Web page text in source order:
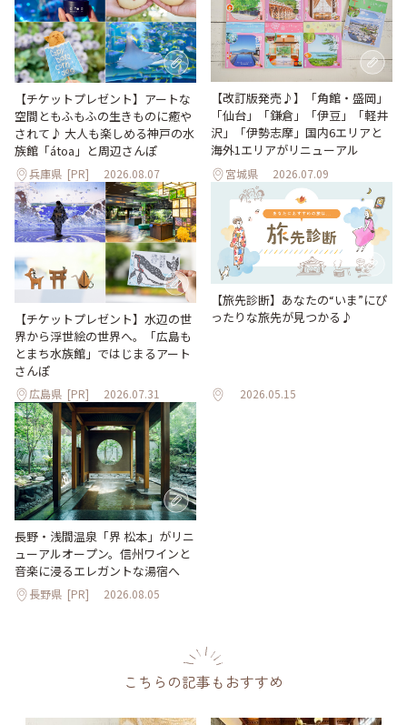
【チケットプレゼント】アートな
空間ともふもふの生きものに癒や
されて♪ 大人も楽しめる神戸の水
族館「átoa」と周辺さんぽ
兵庫県 [PR] 2026.08.07
【改訂版発売♪】「角館・盛岡」
「仙台」「鎌倉」「伊豆」「軽井
沢」「伊勢志摩」国内6エリアと
海外1エリアがリニューアル
宮城県 2026.07.09
【チケットプレゼント】水辺の世
界から浮世絵の世界へ。「広島も
とまち水族館」ではじまるアート
さんぽ
広島県 [PR] 2026.07.31
【旅先診断】あなたの“いま”にぴ
ったりな旅先が見つかる♪
2026.05.15
長野・浅間温泉「界 松本」がリニ
ューアルオープン。信州ワインと
音楽に浸るエレガントな湯宿へ
長野県 [PR] 2026.08.05
こちらの記事もおすすめ